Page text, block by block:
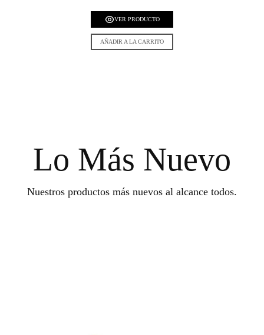
VER PRODUCTO
AÑADIR A LA CARRITO
Lo Más Nuevo
Nuestros productos más nuevos al alcance todos.